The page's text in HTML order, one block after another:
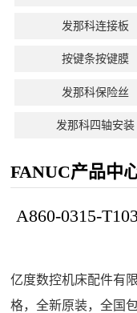
发那科连接板
按键条按键膜
发那科保险丝
发那科四轴安装
FANUC产品中
A860-0315-
亿度数控机床配件有
格，全新原装，全国